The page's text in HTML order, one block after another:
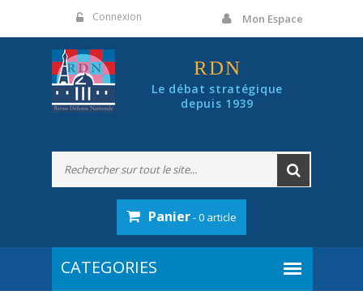
Connexion Mon Espace
RDN
Le débat stratégique
depuis 1939
Panier- 0 article